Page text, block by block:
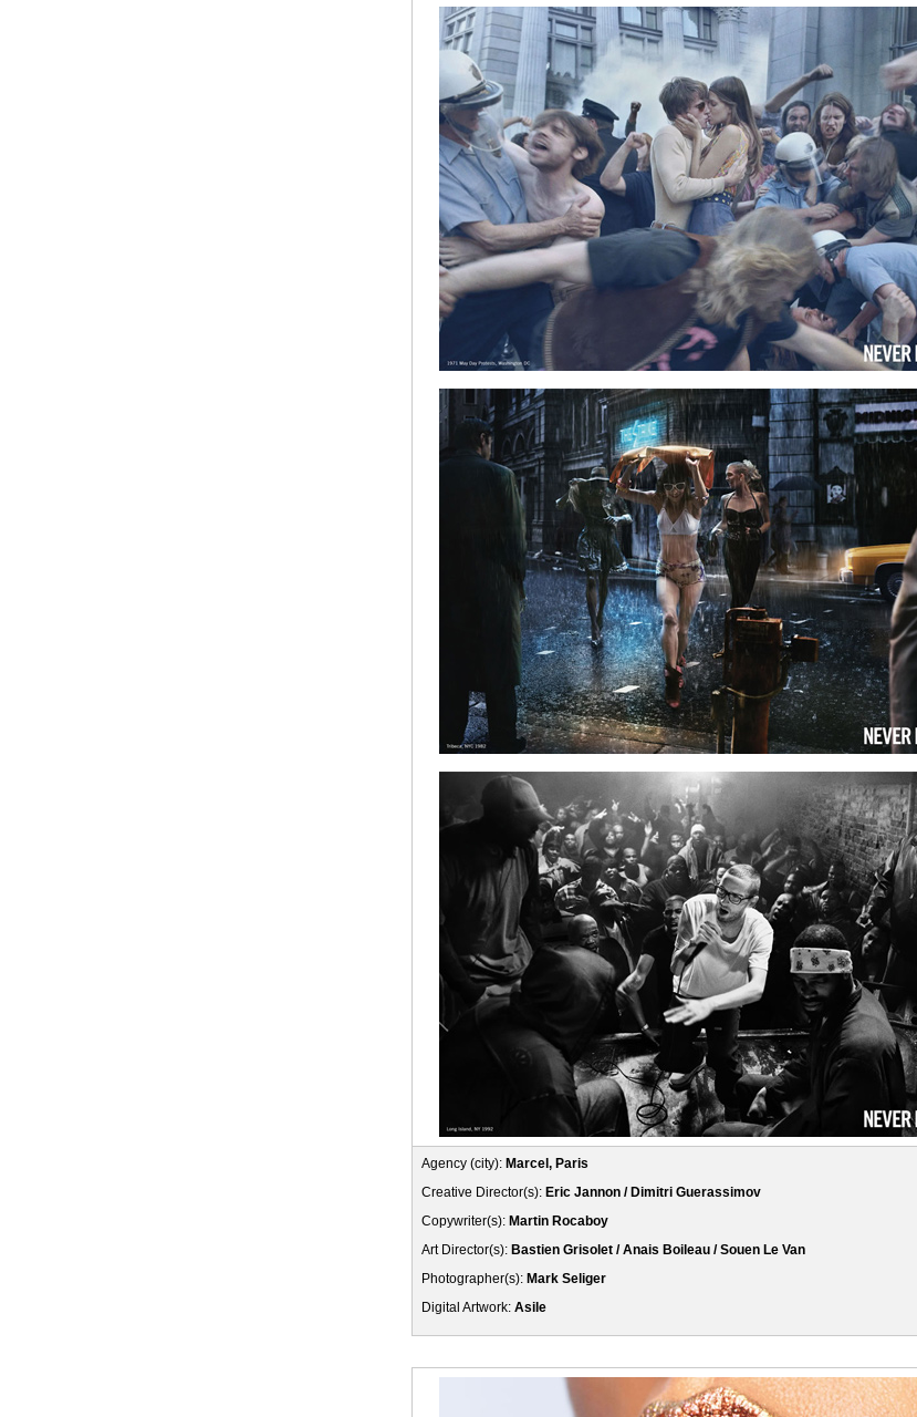
Agency (city): Marcel, Paris
Creative Director(s): Eric Jannon / Dimitri Guerassimov
Copywriter(s): Martin Rocaboy
Art Director(s): Bastien Grisolet / Anais Boileau / Souen Le Van
Photographer(s): Mark Seliger
Digital Artwork: Asile